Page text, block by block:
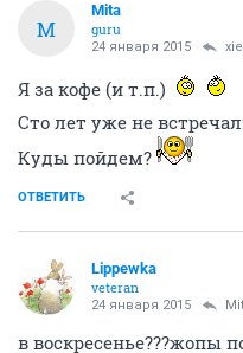
M
Mita
guru
24 января 2015
Я за кофе (и т.п.)
Сто лет уже не
Куды пойдем?
ОТВЕТИТЬ
Lippewka
veteran
24 января 2015
в воскресенье???жопы